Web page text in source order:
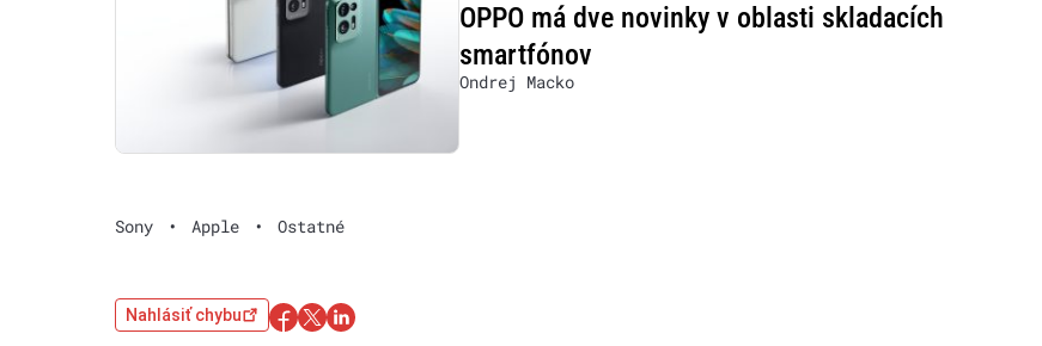
OPPO má dve novinky v oblasti skladacích
smartfónov
Ondrej Macko
Sony • Apple • Ostatné
Nahlásiť chybu